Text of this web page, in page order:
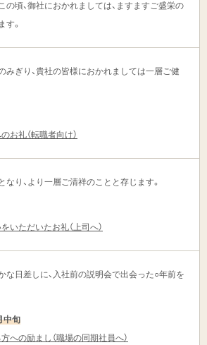
の頃、御社におかれましては、ますますご盛栄の
す。
みぎり、貴社の皆様におかれましては一層ご健
お礼（転職者向け）
り、より一層ご清祥のことと存じます。
をいただいたお礼（上司へ）
な日差しに、入社前の説明会で出会った○年前を
中旬
方への励まし（職場の同期社員へ）